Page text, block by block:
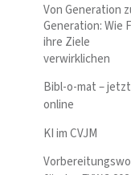
Von Generation
Generation: Wie
ihre Ziele
verwirklichen
Bibl-o-mat – jetzt
online
KI im CVJM